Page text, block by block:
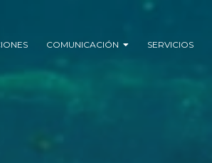
COMUNICACIÓN SERVICIOS